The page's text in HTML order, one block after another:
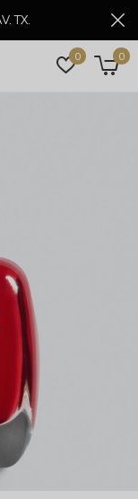
0 0
TX.